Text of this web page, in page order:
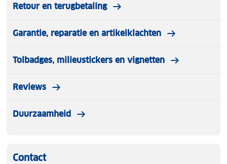
Retour en terugbetaling
Garantie, reparatie en artikelklachten
Tolbadges, milieustickers en vignetten
Reviews
Duurzaamheid
Contact